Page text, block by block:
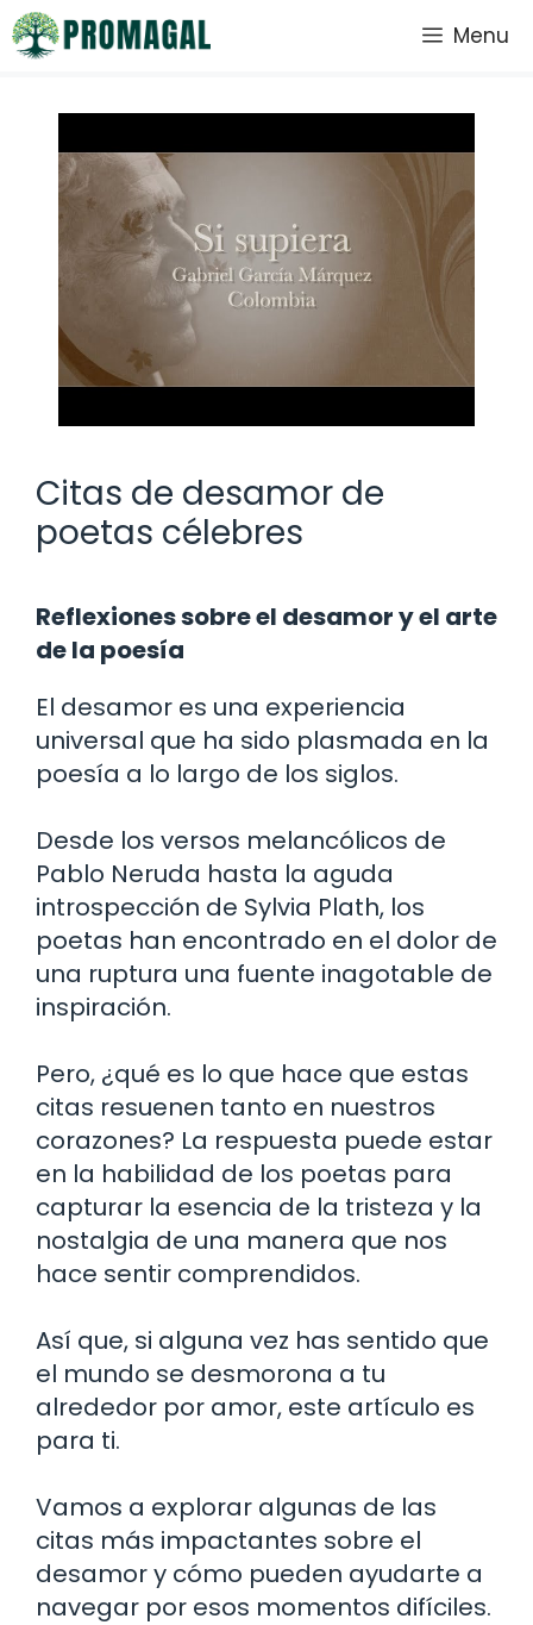
Saltar
al
Menu
Citas de desamor de
poetas célebres
Reflexiones sobre el desamor y el arte
de la poesía
El desamor es una experiencia
universal que ha sido plasmada en la
poesía a lo largo de los siglos.
Desde los versos melancólicos de
Pablo Neruda hasta la aguda
introspección de Sylvia Plath, los
poetas han encontrado en el dolor de
una ruptura una fuente inagotable de
inspiración.
Pero, ¿qué es lo que hace que estas
citas resuenen tanto en nuestros
corazones? La respuesta puede estar
en la habilidad de los poetas para
capturar la esencia de la tristeza y la
nostalgia de una manera que nos
hace sentir comprendidos.
Así que, si alguna vez has sentido que
el mundo se desmorona a tu
alrededor por amor, este artículo es
para ti.
Vamos a explorar algunas de las
citas más impactantes sobre el
desamor y cómo pueden ayudarte a
navegar por esos momentos difíciles.